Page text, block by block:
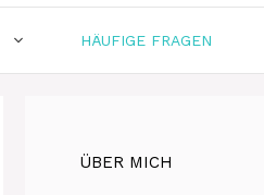
HÄUFIGE FRAGEN
ÜBER MICH